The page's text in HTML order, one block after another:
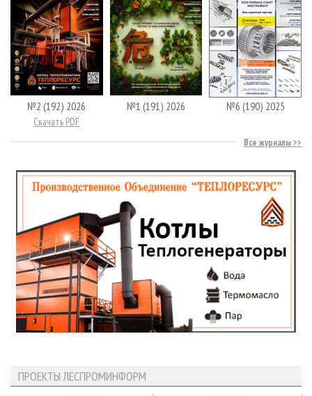
№2 (192) 2026
Скачать PDF
№1 (191) 2026 №6 (190) 2025
Все журналы
ПРОЕКТЫ ЛЕСПРОМИНФОРМ